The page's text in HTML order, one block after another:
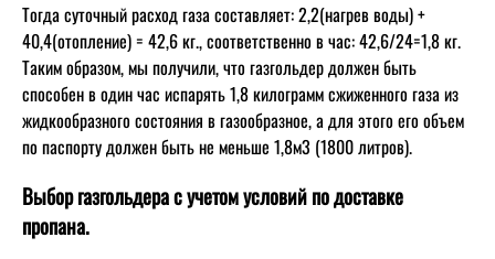
Тогда суточный расход газа составляет: 2,2(нагрев воды) +
40,4(отопление) = 42,6 кг., соответственно в час: 42,6/24=1,8 кг.
Таким образом, мы получили, что газгольдер должен быть
способен в один час испарять 1,8 килограмм сжиженного газа из
жидкообразного состояния в газообразное, а для этого его объем
по паспорту должен быть не меньше 1,8м3 (1800 литров).
Выбор газгольдера с учетом условий по доставке
пропана.